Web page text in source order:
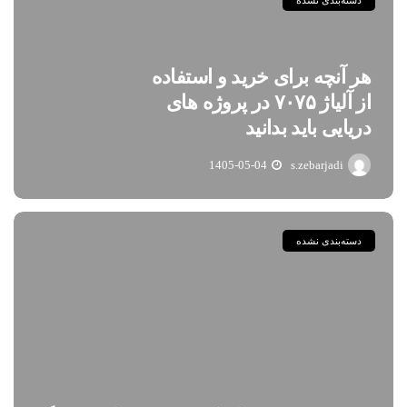
هر آنچه برای خرید و استفاده
از آلیاژ ۷۰۷۵ در پروژه های
دریایی باید بدانید
s.zebarjadi
1405-05-04
دسته‌بندی نشده